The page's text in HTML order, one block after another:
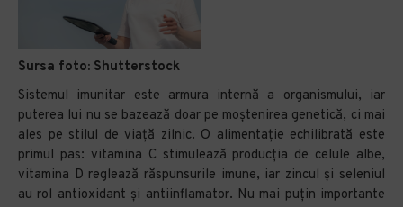
Sursa foto: Shutterstock
Sistemul imunitar este armura internă a organismului, iar
puterea lui nu se bazează doar pe moștenirea genetică, ci mai
ales pe stilul de viață zilnic. O alimentație echilibrată este
primul pas: vitamina C stimulează producția de celule albe,
vitamina D reglează răspunsurile imune, iar zincul și seleniul
au rol antioxidant și antiinflamator. Nu mai puțin importante